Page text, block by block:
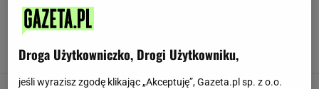
Kluski leniwe bez twarogu - da się? Da się. W
opcji dla leniwych można wszystko. I tak będą
KLUSKI KLUSKI LENIWE PIEROGI LENIWE
Droga Użytkowniczko, Drogi Użytkowniku,
jeśli wyrazisz zgodę klikając „Akceptuję”, Gazeta.pl sp. z o.o.